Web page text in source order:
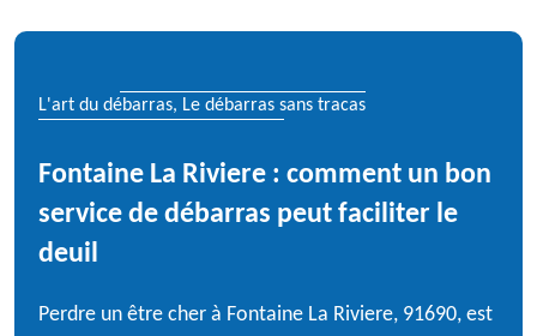
L'art du débarras, Le débarras sans tracas
Fontaine La Riviere : comment un bon
service de débarras peut faciliter le
deuil
Perdre un être cher à Fontaine La Riviere, 91690, est